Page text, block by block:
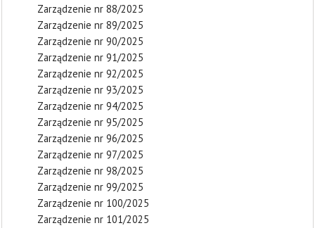
Zarządzenie nr 88/2025
Zarządzenie nr 89/2025
Zarządzenie nr 90/2025
Zarządzenie nr 91/2025
Zarządzenie nr 92/2025
Zarządzenie nr 93/2025
Zarządzenie nr 94/2025
Zarządzenie nr 95/2025
Zarządzenie nr 96/2025
Zarządzenie nr 97/2025
Zarządzenie nr 98/2025
Zarządzenie nr 99/2025
Zarządzenie nr 100/2025
Zarządzenie nr 101/2025